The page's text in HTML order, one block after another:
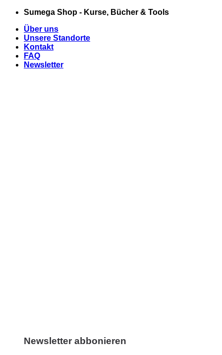
Zum
springen
Sumega Shop - Kurse, Bücher & Tools
Über uns
Unsere Standorte
Kontakt
FAQ
Newsletter
Newsletter abbonieren